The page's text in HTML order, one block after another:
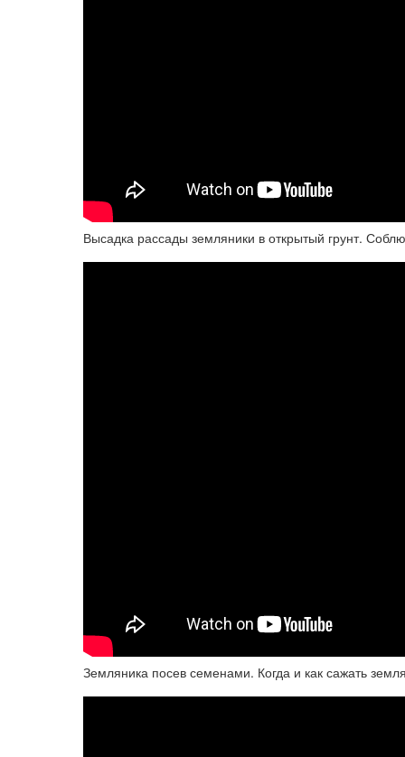
Высадка рассады земляники в открытый грунт.
Земляника посев семенами. Когда и как сажать